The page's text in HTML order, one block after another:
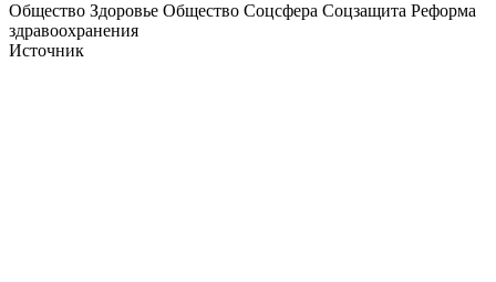
Общество Здоровье Общество Соцсфера Соцзащита Реформа
здравоохранения
Источник